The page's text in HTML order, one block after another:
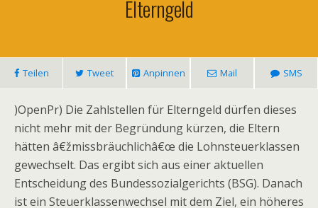
Elterngeld
Teilen Tweet Anpinnen Mail SMS
)OpenPr) Die Zahlstellen für Elterngeld dürfen dieses
nicht mehr mit der Begründung kürzen, die Eltern
hätten â€žmissbräuchlichâ€œ die Lohnsteuerklassen
gewechselt. Das ergibt sich aus einer aktuellen
Entscheidung des Bundessozialgerichts (BSG). Danach
ist ein Steuerklassenwechsel mit dem Ziel, ein höheres